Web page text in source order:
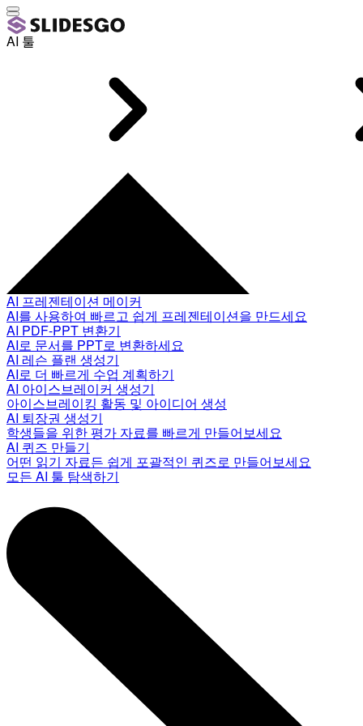
AI 툴
AI 프레젠테이션 메이커
AI를 사용하여 빠르고 쉽게 프레젠테이션을 만드세요
AI PDF-PPT 변환기
AI로 문서를 PPT로 변환하세요
AI 레슨 플랜 생성기
AI로 더 빠르게 수업 계획하기
AI 아이스브레이커 생성기
아이스브레이킹 활동 및 아이디어 생성
AI 퇴장권 생성기
학생들을 위한 평가 자료를 빠르게 만들어보세요
AI 퀴즈 만들기
어떤 읽기 자료든 쉽게 포괄적인 퀴즈로 만들어보세요
모든 AI 툴 탐색하기